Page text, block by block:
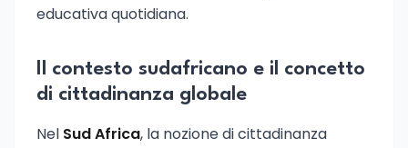
educativa quotidiana.
Il contesto sudafricano e il concetto
di cittadinanza globale
Nel Sud Africa, la nozione di cittadinanza